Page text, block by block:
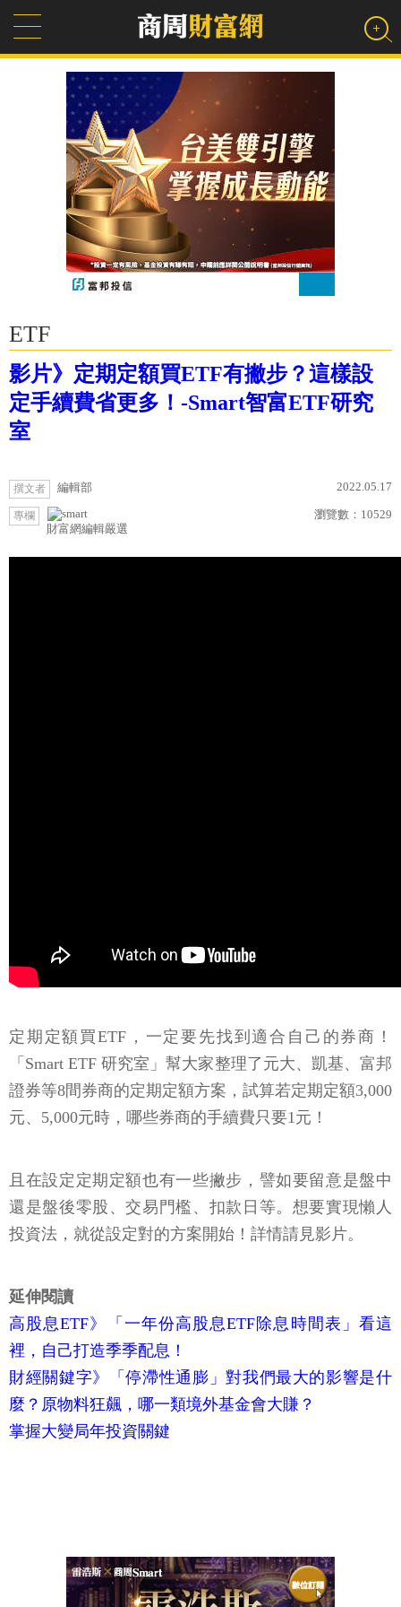
ETF
影片》定期定額買ETF有撇步？這樣設
定手續費省更多！-Smart智富ETF研究
室
撰文者 編輯部 2022.05.17
專欄
財富網編輯嚴選
瀏覽數： 10529
定期定額買ETF，一定要先找到適合自己的券商！
「Smart ETF 研究室」幫大家整理了元大、凱基、富邦
證券等8間券商的定期定額方案，試算若定期定額3,000
元、5,000元時，哪些券商的手續費只要1元！
且在設定定期定額也有一些撇步，譬如要留意是盤中
還是盤後零股、交易門檻、扣款日等。想要實現懶人
投資法，就從設定對的方案開始！詳情請見影片。
延伸閱讀
高股息ETF》「一年份高股息ETF除息時間表」看這
裡，自己打造季季配息！
財經關鍵字》「停滯性通膨」對我們最大的影響是什
麼？原物料狂飆，哪一類境外基金會大賺？
掌握大變局年投資關鍵